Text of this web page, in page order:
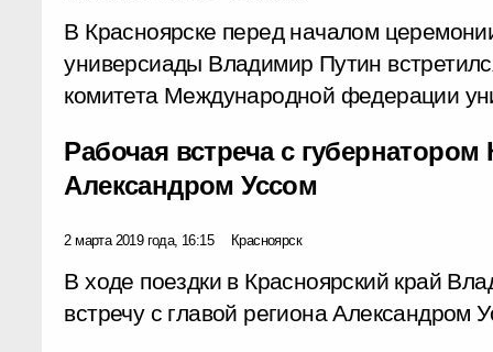
В Красноярске перед началом
универсиады Владимир Путин
комитета Международной федерации
Рабочая встреча с губернатором
Александром Уссом
2 марта 2019 года, 16:15 Красноярск
В ходе поездки в Красноярский край
встречу с главой региона Александром